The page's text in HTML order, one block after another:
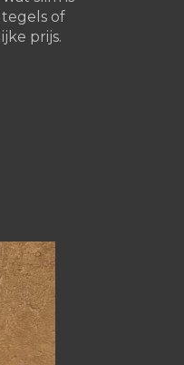
of
prijs.